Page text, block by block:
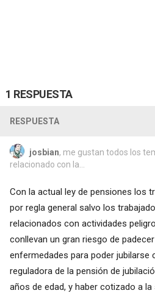
1 RESPUESTA
RESPUESTA
josbian, me gustan todos los
relacionado con la...
Con la actual ley de pensiones los
por regla general salvo los
relacionados con actividades
conllevan un gran riesgo de
enfermedades para poder jubilarse
reguladora de la pensión de
años de edad, y haber cotizado a